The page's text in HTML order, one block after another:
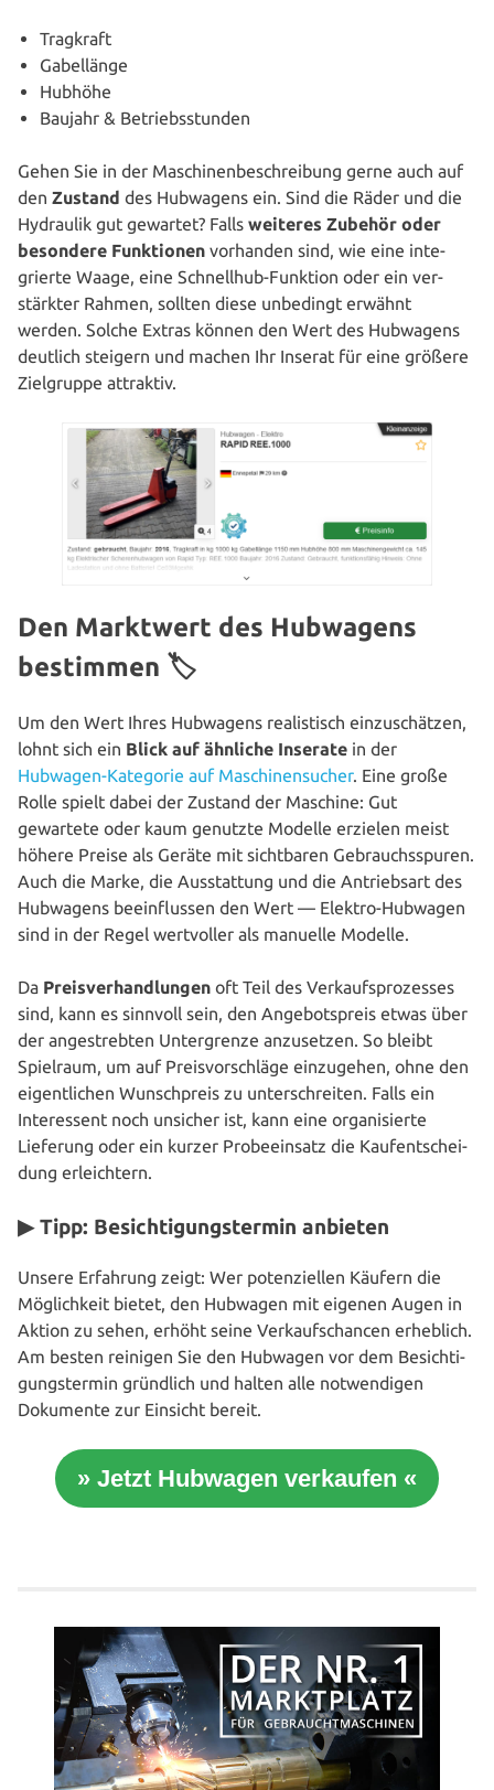
Tragkraft
Gabel­län­ge
Hubhöhe
Baujahr & Betriebsstunden
Gehen Sie in der Maschi­nen­be­schrei­bung gerne auch auf
den Zustand des Hubwagens ein. Sind die Räder und die
Hydraulik gut gewartet? Falls weiteres Zubehör oder
besondere Funk­tio­nen vorhanden sind, wie eine inte­
grier­te Waage, eine Schnell­hub-Funktion oder ein ver­
stärk­ter Rahmen, sollten diese unbedingt erwähnt
werden. Solche Extras können den Wert des Hubwagens
deutlich steigern und machen Ihr Inserat für eine größere
Ziel­grup­pe attraktiv.
Den Marktwert des Hubwagens
bestimmen 🏷
Um den Wert Ihres Hubwagens rea­lis­tisch ein­zu­schät­zen,
lohnt sich ein Blick auf ähnliche Inserate in der
Hubwagen-Kategorie auf Maschinen­sucher. Eine große
Rolle spielt dabei der Zustand der Maschine: Gut
gewartete oder kaum genutzte Modelle erzielen meist
höhere Preise als Geräte mit sicht­ba­ren Gebrauchs­spu­ren.
Auch die Marke, die Aus­stat­tung und die Antriebs­art des
Hubwagens beein­flus­sen den Wert — Elektro-Hubwagen
sind in der Regel wert­vol­ler als manuelle Modelle.
Da Preis­ver­hand­lun­gen oft Teil des Ver­kaufs­pro­zes­ses
sind, kann es sinnvoll sein, den Ange­bots­preis etwas über
der ange­streb­ten Unter­gren­ze anzu­set­zen. So bleibt
Spielraum, um auf Preis­vor­schlä­ge ein­zu­ge­hen, ohne den
eigent­li­chen Wunsch­preis zu unter­schrei­ten. Falls ein
Inter­es­sent noch unsicher ist, kann eine orga­ni­sier­te
Lieferung oder ein kurzer Pro­be­ein­satz die Kauf­ent­schei­
dung erleichtern.
▶ Tipp: Besichtigungstermin anbieten
Unsere Erfahrung zeigt: Wer poten­zi­el­len Käufern die
Mög­lich­keit bietet, den Hubwagen mit eigenen Augen in
Aktion zu sehen, erhöht seine Ver­kaufs­chan­cen erheblich.
Am besten reinigen Sie den Hubwagen vor dem Besich­ti­
gungs­ter­min gründlich und halten alle not­wen­di­gen
Dokumente zur Einsicht bereit.
» Jetzt Hubwagen verkaufen «